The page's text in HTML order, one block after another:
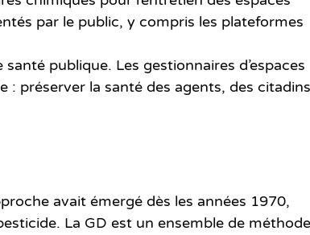
par le public, y compris les plateformes
publique. Les gestionnaires d’espaces
préserver la santé des agents, des
avait émergé dès les années 1970,
La GD est un ensemble de